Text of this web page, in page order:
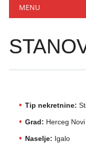
Main
MENU
Tip nekretnine:
Grad: Herceg Novi
Naselje: Igalo